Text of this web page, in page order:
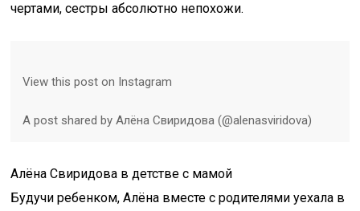
чертами, сестры абсолютно непохожи.
View this post on Instagram
A post shared by Алёна Свиридова (@alenasviridova)
Алёна Свиридова в детстве с мамой
Будучи ребенком, Алёна вместе с родителями уехала в